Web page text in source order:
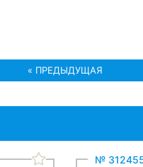
« ПРЕДЫДУЩАЯ
№